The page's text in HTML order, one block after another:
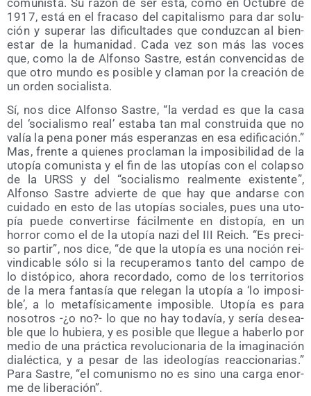
1917, está en el fra­ca­so del capi­ta­lis­mo para dar solu­
ción y supe­rar las difi­cul­ta­des que con­duz­can al bien­
es­tar de la huma­ni­dad. Cada vez son más las voces
que, como la de Alfon­so Sas­tre, están con­ven­ci­das de
que otro mun­do es posi­ble y cla­man por la crea­ción de
un orden socialista.
Sí, nos dice Alfon­so Sas­tre, “la ver­dad es que la casa
del ‘socia­lis­mo real’ esta­ba tan mal cons­trui­da que no
valía la pena poner más espe­ran­zas en esa edi­fi­ca­ción.”
Mas, fren­te a quie­nes pro­cla­man la impo­si­bi­li­dad de la
uto­pía comu­nis­ta y el fin de las uto­pías con el colap­so
de la URSS y del “socia­lis­mo real­men­te exis­ten­te”,
Alfon­so Sas­tre advier­te de que hay que andar­se con
cui­da­do en esto de las uto­pías socia­les, pues una uto­
pía pue­de con­ver­tir­se fácil­men­te en dis­to­pía, en un
horror como el de la uto­pía nazi del III Reich. “Es pre­ci­
so par­tir”, nos dice, “de que la uto­pía es una noción rei­
vin­di­ca­ble sólo si la recu­pe­ra­mos tan­to del cam­po de
lo dis­tó­pi­co, aho­ra recor­da­do, como de los terri­to­rios
de la mera fan­ta­sía que rele­gan la uto­pía a ‘lo impo­si­
ble’, a lo meta­fí­si­ca­men­te impo­si­ble. Uto­pía es para
noso­tros -¿o no?- lo que no hay toda­vía, y sería desea­
ble que lo hubie­ra, y es posi­ble que lle­gue a haber­lo por
medio de una prác­ti­ca revo­lu­cio­na­ria de la ima­gi­na­ción
dia­léc­ti­ca, y a pesar de las ideo­lo­gías reac­cio­na­rias.”
Para Sas­tre, “el comu­nis­mo no es sino una car­ga enor­
me de liberación”.